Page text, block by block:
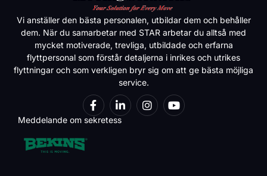
Vi anställer den bästa personalen, utbildar dem och behåller
dem. När du samarbetar med STAR arbetar du alltså med
mycket motiverade, trevliga, utbildade och erfarna
flyttpersonal som förstår detaljerna i inrikes och utrikes
flyttningar och som verkligen bryr sig om att ge bästa möjliga
service.
Meddelande om sekretess